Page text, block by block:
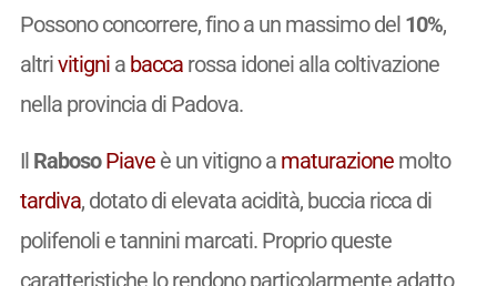
Possono concorrere, fino a un massimo del 10%,
altrivitignia baccarossa idonei alla coltivazione
nella provincia di Padova.
Il RabosoPiaveè un vitigno a maturazionemolto
tardiva, dotato di elevata acidità, buccia ricca di
polifenoli e tannini marcati. Proprio queste
caratteristiche lo rendono particolarmente adatto